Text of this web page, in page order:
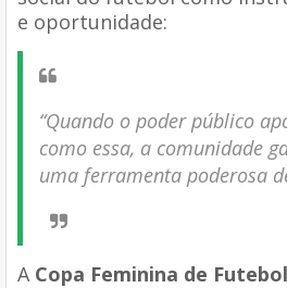
e oportunidade:
“Quando o poder público
como essa, a comunidade
uma ferramenta poderosa
A Copa Feminina de